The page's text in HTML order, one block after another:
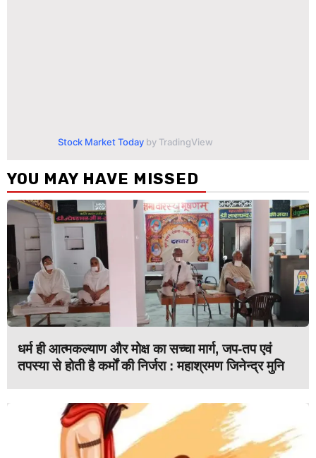
Stock Market Today by TradingView
YOU MAY HAVE MISSED
धर्म ही आत्मकल्याण और मोक्ष का सच्चा मार्ग, जप-तप एवं
तपस्या से होती है कर्मों की निर्जरा : महाश्रमण जिनेन्द्र मुनि